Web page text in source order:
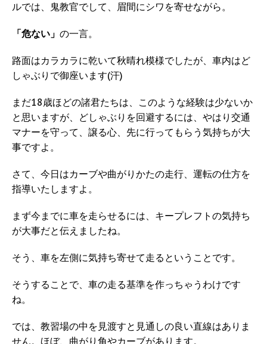
ルでは、鬼教官でして、眉間にシワを寄せながら。
「危ない」 の一言。
路面はカラカラに乾いて秋晴れ模様でしたが、車内はど
しゃぶりで御座います(汗)
まだ18歳ほどの諸君たちは、このような経験は少ないか
と思いますが、どしゃぶりを回避するには、やはり交通
マナーを守って、譲る心、先に行ってもらう気持ちが大
事ですよ。
さて、今日はカーブや曲がりかたの走行、運転の仕方を
指導いたしますよ。
まず今までに車を走らせるには、キープレフトの気持ち
が大事だと伝えましたね。
そう、車を左側に気持ち寄せて走るということです。
そうすることで、車の走る基準を作っちゃうわけです
ね。
では、教習場の中を見渡すと見通しの良い直線はありま
せん。ほぼ、曲がり角やカーブがあります。